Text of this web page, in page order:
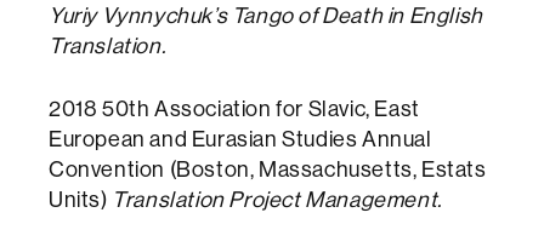
Yuriy Vynnychuk’s Tango of Death in English
Translation.
2018 50th Association for Slavic, East
European and Eurasian Studies Annual
Convention (Boston, Massachusetts, Estats
Units) Translation Project Management.